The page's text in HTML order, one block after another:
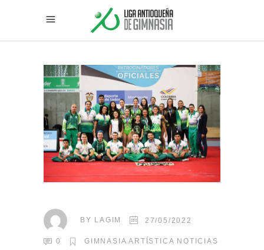
BY LAGIM 27/05/2022
0 GIMNASIA ARTÍSTICA NOTICIAS